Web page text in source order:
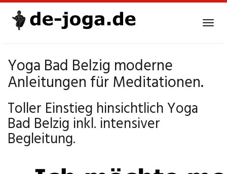
Yoga Bad Belzig moderne
Anleitungen für Meditationen.
Toller Einstieg hinsichtlich Yoga
Bad Belzig inkl. intensiver
Begleitung.